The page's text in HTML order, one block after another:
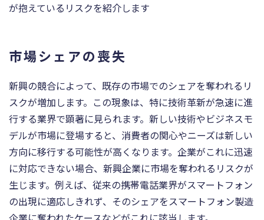
が抱えているリスクを紹介します
市場シェアの喪失
新興の競合によって、既存の市場でのシェアを奪われるリ
スクが増加します。この現象は、特に技術革新が急速に進
行する業界で顕著に見られます。新しい技術やビジネスモ
デルが市場に登場すると、消費者の関心やニーズは新しい
方向に移行する可能性が高くなります。企業がこれに迅速
に対応できない場合、新興企業に市場を奪われるリスクが
生じます。例えば、従来の携帯電話業界がスマートフォン
の出現に適応しきれず、そのシェアをスマートフォン製造